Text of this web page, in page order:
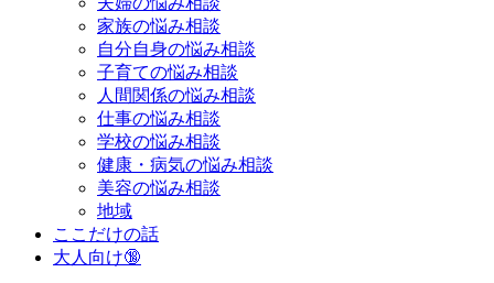
家族の悩み相談
自分自身の悩み相談
子育ての悩み相談
人間関係の悩み相談
仕事の悩み相談
学校の悩み相談
健康・病気の悩み相談
美容の悩み相談
地域
ここだけの話
大人向け🔞